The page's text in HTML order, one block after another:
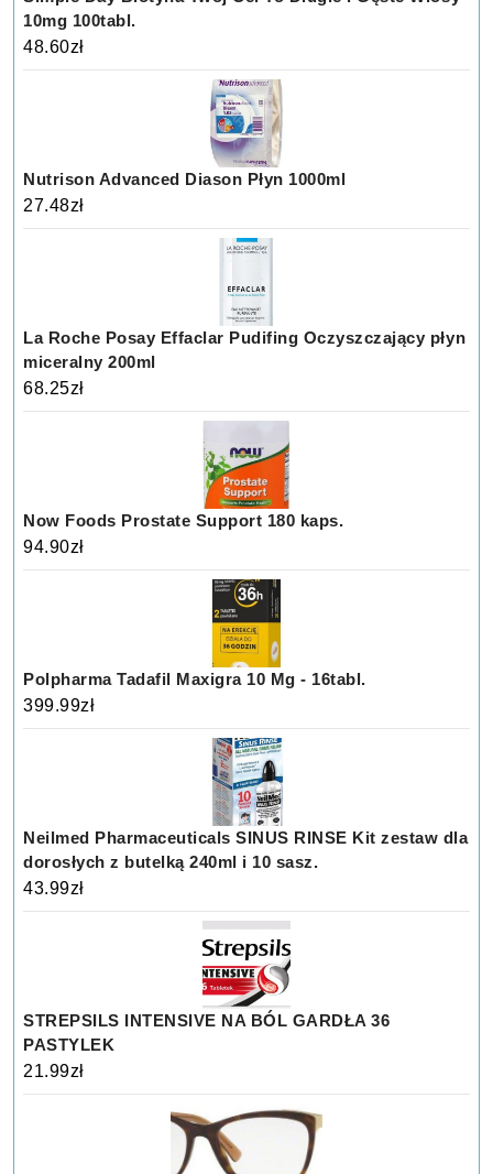
10mg 100tabl.
48.60zł
Nutrison Advanced Diason Płyn 1000ml
27.48zł
La Roche Posay Effaclar Pudifing Oczyszczający płyn
miceralny 200ml
68.25zł
Now Foods Prostate Support 180 kaps.
94.90zł
Polpharma Tadafil Maxigra 10 Mg - 16tabl.
399.99zł
Neilmed Pharmaceuticals SINUS RINSE Kit zestaw dla
dorosłych z butelką 240ml i 10 sasz.
43.99zł
STREPSILS INTENSIVE NA BÓL GARDŁA 36
PASTYLEK
21.99zł